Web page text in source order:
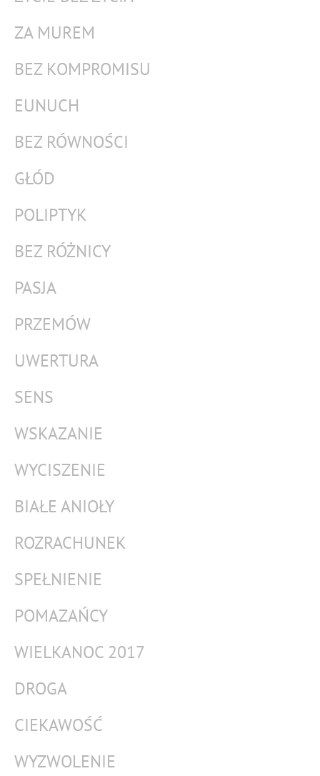
ZA MUREM
BEZ KOMPROMISU
EUNUCH
BEZ RÓWNOŚCI
GŁÓD
POLIPTYK
BEZ RÓŻNICY
PASJA
PRZEMÓW
UWERTURA
SENS
WSKAZANIE
WYCISZENIE
BIAŁE ANIOŁY
ROZRACHUNEK
SPEŁNIENIE
POMAZAŃCY
WIELKANOC 2017
DROGA
CIEKAWOŚĆ
WYZWOLENIE